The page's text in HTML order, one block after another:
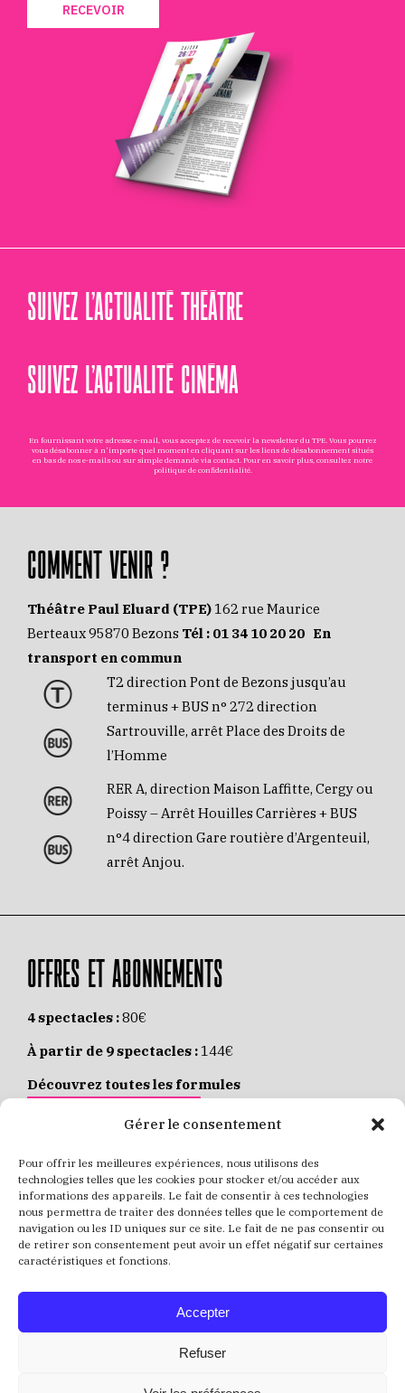
Gérer le consentement
Pour offrir les meilleures expériences, nous utilisons des
technologies telles que les cookies pour stocker et/ou accéder aux
informations des appareils. Le fait de consentir à ces technologies
nous permettra de traiter des données telles que le comportement de
navigation ou les ID uniques sur ce site. Le fait de ne pas consentir ou
de retirer son consentement peut avoir un effet négatif sur certaines
caractéristiques et fonctions.
Accepter
Refuser
RECEVOIR
SUIVEZ L’ACTUALITÉ THÉÂTRE
SUIVEZ L’ACTUALITÉ CINÉMA
En fournissant votre adresse e-mail, vous acceptez de recevoir la newsletter du TPE. Vous pourrez
vous désabonner à n'importe quel moment en cliquant sur les liens de désabonnement situés
en bas de nos e-mails ou sur simple demande via contact . Pour en savoir plus, consultez notre
politique de confidentialité.
COMMENT VENIR ?
Théâtre Paul Eluard (TPE) 162 rue Maurice
Berteaux 95870 Bezons Tél : 01 34 10 20 20 En
transport en commun
T2 direction Pont de Bezons jusqu’au
terminus + BUS n° 272 direction
Sartrouville, arrêt Place des Droits de
l’Homme
RER A, direction Maison Laffitte, Cergy ou
Poissy – Arrêt Houilles Carrières + BUS
n°4 direction Gare routière d’Argenteuil,
arrêt Anjou.
OFFRES ET ABONNEMENTS
4 spectacles :80€
À partir de 9 spectacles : 144€
Découvrez toutes les formules
Places individuelles :de 8 à 35€
Achetez vos places
JE RÉSERVE MES PLACES